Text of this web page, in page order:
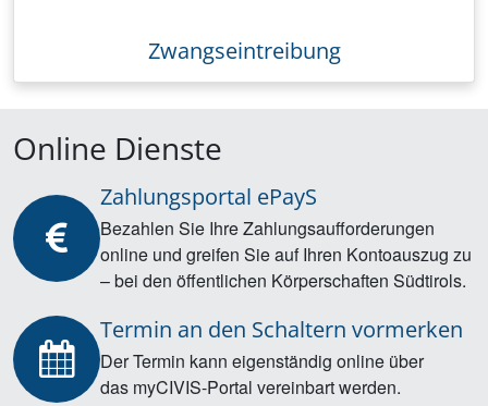
Zwangseintreibung
Online Dienste
Zahlungsportal ePayS
Bezahlen Sie Ihre Zahlungsaufforderungen
online und greifen Sie auf Ihren Kontoauszug zu
– bei den öffentlichen Körperschaften Südtirols.
Termin an den Schaltern vormerken
Der Termin kann eigenständig online über
das myCIVIS-Portal vereinbart werden.